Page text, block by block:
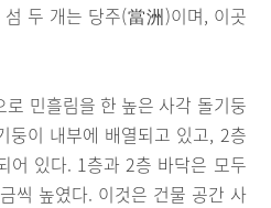
두 개는 당주(當洲)이며, 이곳
민흘림을 한 높은 사각 돌기둥
둥이 내부에 배열되고 있고, 2층
어 있다. 1층과 2층 바닥은 모두
씩 높였다. 이것은 건물 공간 사